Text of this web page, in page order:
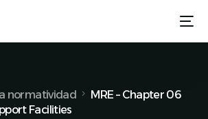
normatividad
MRE – Chapter 06
Facilities